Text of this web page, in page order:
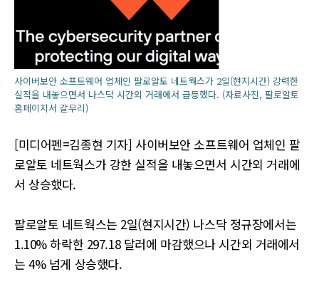
사이버보안 소프트웨어 업체인 팔로알토 네트웍스가 2일(현지시간) 강력한
실적을 내놓으면서 나스닥 시간외 거래에서 급등했다. (자료사진, 팔로알토
홈페이지서 갈무리)
[미디어펜=김종현 기자] 사이버보안 소프트웨어 업체인 팔
로알토 네트웍스가 강한 실적을 내놓으면서 시간외 거래에
서 상승했다.
팔로알토 네트웍스는 2일(현지시간) 나스닥 정규장에서는
1.10% 하락한 297.18 달러에 마감했으나 시간외 거래에서
는 4% 넘게 상승했다.